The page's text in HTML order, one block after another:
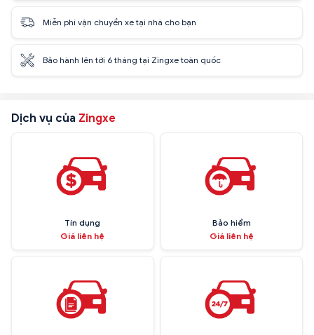
Miễn phí vận chuyển xe tại nhà cho bạn
Bảo hành lên tới 6 tháng tại Zingxe toàn quốc
Dịch vụ của Zingxe
Tín dụng
Giá liên hệ
Bảo hiểm
Giá liên hệ